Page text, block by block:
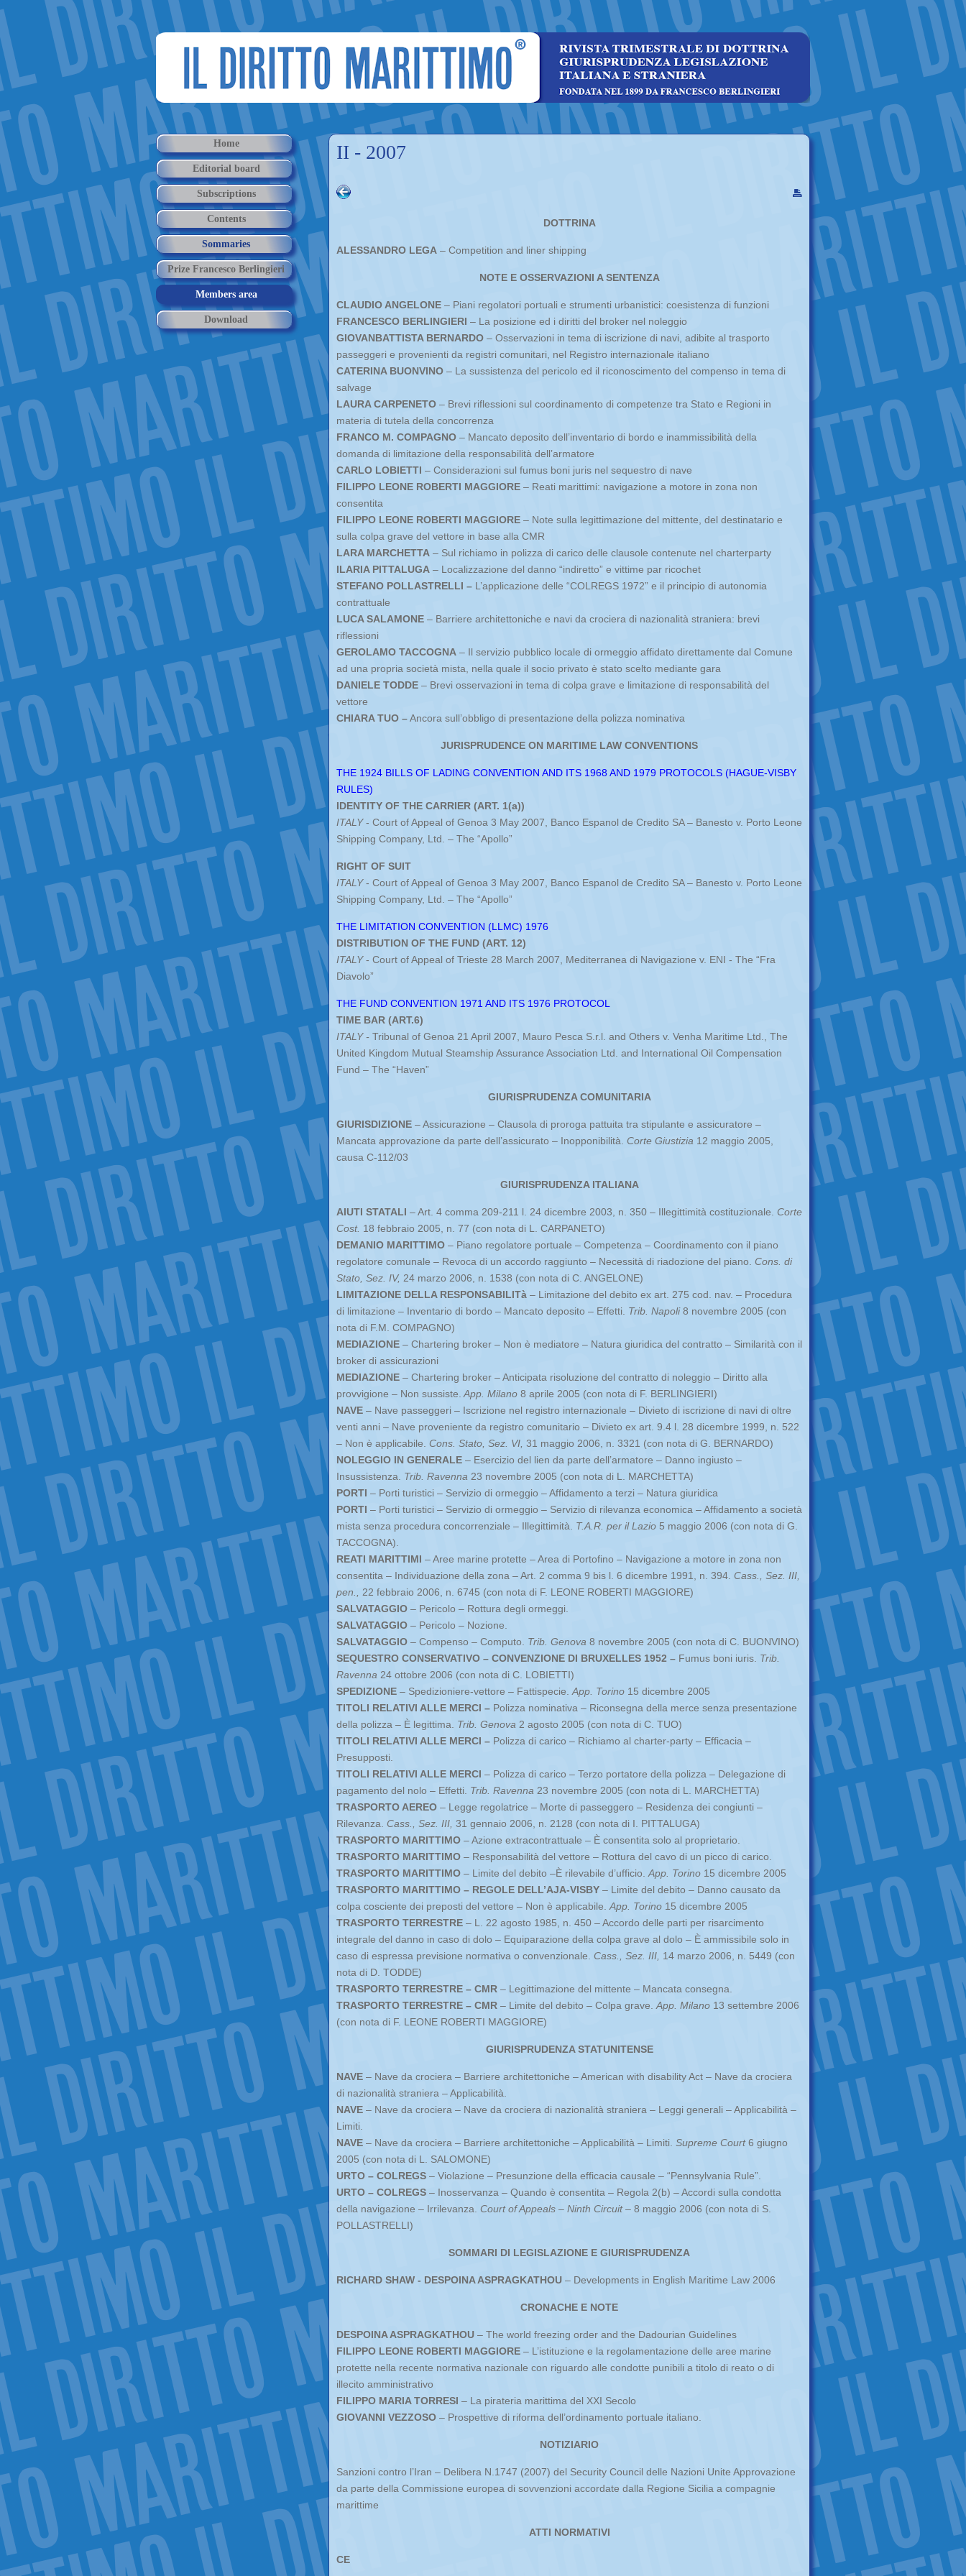
II - 2007
DOTTRINA
ALESSANDRO LEGA – Competition and liner shipping
NOTE E OSSERVAZIONI A SENTENZA
CLAUDIO ANGELONE – Piani regolatori portuali e strumenti urbanistici: coesistenza di funzioni
FRANCESCO BERLINGIERI – La posizione ed i diritti del broker nel noleggio
GIOVANBATTISTA BERNARDO – Osservazioni in tema di iscrizione di navi, adibite al trasporto
passeggeri e provenienti da registri comunitari, nel Registro internazionale italiano
CATERINA BUONVINO – La sussistenza del pericolo ed il riconoscimento del compenso in tema di
salvage
LAURA CARPENETO – Brevi riflessioni sul coordinamento di competenze tra Stato e Regioni in
materia di tutela della concorrenza
FRANCO M. COMPAGNO – Mancato deposito dell’inventario di bordo e inammissibilità della
domanda di limitazione della responsabilità dell’armatore
CARLO LOBIETTI – Considerazioni sul fumus boni juris nel sequestro di nave
FILIPPO LEONE ROBERTI MAGGIORE – Reati marittimi: navigazione a motore in zona non
consentita
FILIPPO LEONE ROBERTI MAGGIORE – Note sulla legittimazione del mittente, del destinatario e
sulla colpa grave del vettore in base alla CMR
LARA MARCHETTA – Sul richiamo in polizza di carico delle clausole contenute nel charterparty
ILARIA PITTALUGA – Localizzazione del danno “indiretto” e vittime par ricochet
STEFANO POLLASTRELLI – L’applicazione delle “COLREGS 1972” e il principio di autonomia
contrattuale
LUCA SALAMONE – Barriere architettoniche e navi da crociera di nazionalità straniera: brevi
riflessioni
GEROLAMO TACCOGNA – Il servizio pubblico locale di ormeggio affidato direttamente dal Comune
ad una propria società mista, nella quale il socio privato è stato scelto mediante gara
DANIELE TODDE – Brevi osservazioni in tema di colpa grave e limitazione di responsabilità del
vettore
CHIARA TUO –Ancora sull’obbligo di presentazione della polizza nominativa
JURISPRUDENCE ON MARITIME LAW CONVENTIONS
THE 1924 BILLS OF LADING CONVENTION AND ITS 1968 AND 1979 PROTOCOLS (HAGUE-VISBY
RULES)
IDENTITY OF THE CARRIER (ART. 1(a))
ITALY- Court of Appeal of Genoa 3 May 2007, Banco Espanol de Credito SA – Banesto v. Porto Leone
Shipping Company, Ltd. – The “Apollo”
RIGHT OF SUIT
ITALY- Court of Appeal of Genoa 3 May 2007, Banco Espanol de Credito SA – Banesto v. Porto Leone
Shipping Company, Ltd. – The “Apollo”
THE LIMITATION CONVENTION (LLMC) 1976
DISTRIBUTION OF THE FUND (ART. 12)
ITALY- Court of Appeal of Trieste 28 March 2007, Mediterranea di Navigazione v. ENI - The “Fra
Diavolo”
THE FUND CONVENTION 1971 AND ITS 1976 PROTOCOL
TIME BAR (ART.6)
ITALY - Tribunal of Genoa 21 April 2007, Mauro Pesca S.r.l. and Others v. Venha Maritime Ltd., The
United Kingdom Mutual Steamship Assurance Association Ltd. and International Oil Compensation
Fund – The “Haven”
GIURISPRUDENZA COMUNITARIA
GIURISDIZIONE – Assicurazione – Clausola di proroga pattuita tra stipulante e assicuratore –
Mancata approvazione da parte dell’assicurato – Inopponibilità. Corte Giustizia 12 maggio 2005,
causa C-112/03
GIURISPRUDENZA ITALIANA
AIUTI STATALI – Art. 4 comma 209-211 l. 24 dicembre 2003, n. 350 – Illegittimità costituzionale. Corte
Cost. 18 febbraio 2005, n. 77 (con nota di L. CARPANETO)
DEMANIO MARITTIMO – Piano regolatore portuale – Competenza – Coordinamento con il piano
regolatore comunale – Revoca di un accordo raggiunto – Necessità di riadozione del piano. Cons. di
Stato, Sez. IV, 24 marzo 2006, n. 1538 (con nota di C. ANGELONE)
LIMITAZIONE DELLA RESPONSABILITà – Limitazione del debito ex art. 275 cod. nav. – Procedura
di limitazione – Inventario di bordo – Mancato deposito – Effetti. Trib. Napoli8 novembre 2005 (con
nota di F.M. COMPAGNO)
MEDIAZIONE – Chartering broker – Non è mediatore – Natura giuridica del contratto – Similarità con il
broker di assicurazioni
MEDIAZIONE – Chartering broker – Anticipata risoluzione del contratto di noleggio – Diritto alla
provvigione – Non sussiste. App. Milano 8 aprile 2005 (con nota di F. BERLINGIERI)
NAVE – Nave passeggeri – Iscrizione nel registro internazionale – Divieto di iscrizione di navi di oltre
venti anni – Nave proveniente da registro comunitario – Divieto ex art. 9.4 l. 28 dicembre 1999, n. 522
– Non è applicabile. Cons. Stato, Sez. VI, 31 maggio 2006, n. 3321 (con nota di G. BERNARDO)
NOLEGGIO IN GENERALE – Esercizio del lien da parte dell’armatore – Danno ingiusto –
Insussistenza.
Trib. Ravenna 23 novembre 2005 (con nota di L. MARCHETTA)
PORTI – Porti turistici – Servizio di ormeggio – Affidamento a terzi – Natura giuridica
PORTI – Porti turistici – Servizio di ormeggio – Servizio di rilevanza economica – Affidamento a società
mista senza procedura concorrenziale – Illegittimità. T.A.R. per il Lazio 5 maggio 2006 (con nota di G.
TACCOGNA).
REATI MARITTIMI – Aree marine protette – Area di Portofino – Navigazione a motore in zona non
consentita – Individuazione della zona – Art. 2 comma 9 bis l. 6 dicembre 1991, n. 394. Cass., Sez. III,
pen.,
22 febbraio 2006, n. 6745 (con nota di F. LEONE ROBERTI MAGGIORE)
SALVATAGGIO – Pericolo – Rottura degli ormeggi.
SALVATAGGIO – Pericolo – Nozione.
SALVATAGGIO – Compenso – Computo. Trib. Genova 8 novembre 2005 (con nota di C. BUONVINO)
SEQUESTRO CONSERVATIVO – CONVENZIONE DI BRUXELLES 1952 – Fumus boni iuris. Trib.
Ravenna 24 ottobre 2006 (con nota di C. LOBIETTI)
SPEDIZIONE – Spedizioniere-vettore – Fattispecie. App. Torino 15 dicembre 2005
TITOLI RELATIVI ALLE MERCI – Polizza nominativa – Riconsegna della merce senza presentazione
della polizza – È legittima. Trib. Genova 2 agosto 2005 (con nota di C. TUO)
TITOLI RELATIVI ALLE MERCI – Polizza di carico – Richiamo al charter-party – Efficacia –
Presupposti.
TITOLI RELATIVI ALLE MERCI – Polizza di carico – Terzo portatore della polizza – Delegazione di
pagamento del nolo – Effetti. Trib. Ravenna 23 novembre 2005 (con nota di L. MARCHETTA)
TRASPORTO AEREO – Legge regolatrice – Morte di passeggero – Residenza dei congiunti –
Rilevanza. Cass., Sez. III, 31 gennaio 2006, n. 2128 (con nota di I. PITTALUGA)
TRASPORTO MARITTIMO – Azione extracontrattuale – È consentita solo al proprietario.
TRASPORTO MARITTIMO – Responsabilità del vettore – Rottura del cavo di un picco di carico.
TRASPORTO MARITTIMO – Limite del debito –È rilevabile d’ufficio. App. Torino 15 dicembre 2005
TRASPORTO MARITTIMO – REGOLE DELL’AJA-VISBY – Limite del debito – Danno causato da
colpa cosciente dei preposti del vettore – Non è applicabile. App. Torino 15 dicembre 2005
TRASPORTO TERRESTRE – L. 22 agosto 1985, n. 450 – Accordo delle parti per risarcimento
integrale del danno in caso di dolo – Equiparazione della colpa grave al dolo – È ammissibile solo in
caso di espressa previsione normativa o convenzionale. Cass., Sez. III, 14 marzo 2006, n. 5449 (con
nota di D. TODDE)
TRASPORTO TERRESTRE – CMR – Legittimazione del mittente – Mancata consegna.
TRASPORTO TERRESTRE – CMR – Limite del debito – Colpa grave. App. Milano 13 settembre 2006
(con nota di F. LEONE ROBERTI MAGGIORE)
GIURISPRUDENZA STATUNITENSE
NAVE – Nave da crociera – Barriere architettoniche – American with disability Act – Nave da crociera
di nazionalità straniera – Applicabilità.
NAVE – Nave da crociera – Nave da crociera di nazionalità straniera – Leggi generali – Applicabilità –
Limiti.
NAVE – Nave da crociera – Barriere architettoniche – Applicabilità – Limiti. Supreme Court6 giugno
2005 (con nota di L. SALOMONE)
URTO – COLREGS – Violazione – Presunzione della efficacia causale – “Pennsylvania Rule”.
URTO – COLREGS – Inosservanza – Quando è consentita – Regola 2(b) – Accordi sulla condotta
della navigazione – Irrilevanza. Court of Appeals – Ninth Circuit – 8 maggio 2006 (con nota di S.
POLLASTRELLI)
SOMMARI DI LEGISLAZIONE E GIURISPRUDENZA
RICHARD SHAW - DESPOINA ASPRAGKATHOU – Developments in English Maritime Law 2006
CRONACHE E NOTE
DESPOINA ASPRAGKATHOU – The world freezing order and the Dadourian Guidelines
FILIPPO LEONE ROBERTI MAGGIORE – L’istituzione e la regolamentazione delle aree marine
protette nella recente normativa nazionale con riguardo alle condotte punibili a titolo di reato o di
illecito amministrativo
FILIPPO MARIA TORRESI – La pirateria marittima del XXI Secolo
GIOVANNI VEZZOSO – Prospettive di riforma dell’ordinamento portuale italiano.
NOTIZIARIO
Sanzioni contro l’Iran – Delibera N.1747 (2007) del Security Council delle Nazioni Unite Approvazione
da parte della Commissione europea di sovvenzioni accordate dalla Regione Sicilia a compagnie
marittime
ATTI NORMATIVI
CE
Home
Editorial board
Subscriptions
Contents
Sommaries
Prize Francesco Berlingieri
Members area
Download